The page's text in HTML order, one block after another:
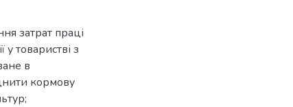
затрат праці
у товаристві з
в
кормову